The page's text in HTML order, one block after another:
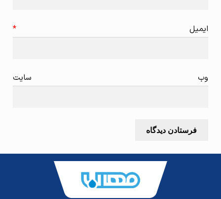
ایمیل*
وب‌ سایت